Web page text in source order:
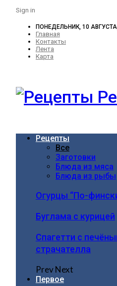
Sign in
ПОНЕДЕЛЬНИК, 10
Главная
Контакты
Лента
Карта
Рецепты
Все
Заготовки
Блюда из мяса
Блюда из рыбы
Огурцы “По-
Буглама с курицей
Спагетти с
страчателла
PrevNext
Первое